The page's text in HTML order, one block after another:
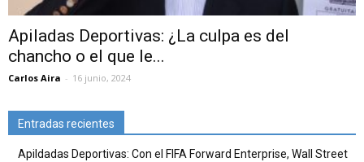
Apiladas Deportivas: ¿La culpa es del
chancho o el que le...
Carlos Aira - 16 junio, 2024
Entradas recientes
Apildadas Deportivas: Con el FIFA Forward Enterprise, Wall Street